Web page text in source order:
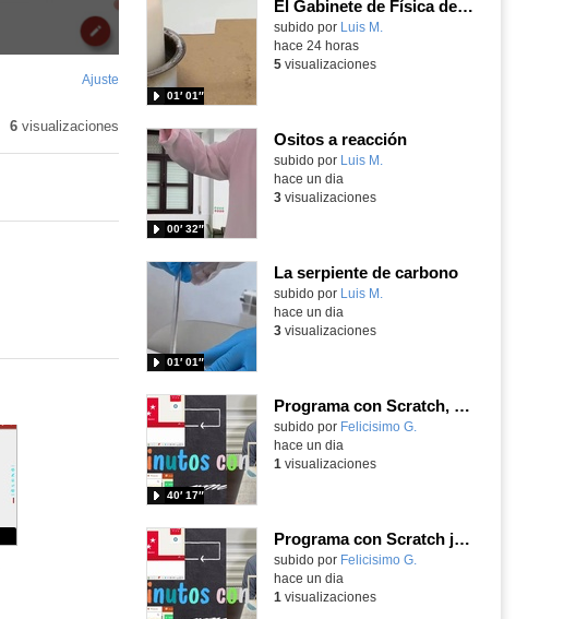
Ajuste
pantalla
6visualizaciones
El Gabinete de Física del IES Enrique Tierno Galván de Parla (Curso 25-26)
Contenido educativo.
subido por Luis M.
01′ 01″
hace 24 horas
5visualizaciones
Ositos a reacción
Contenido educativo.
subido por Luis M.
00′ 32″
hace un dia
3visualizaciones
La serpiente de carbono
Contenido educativo.
subido por Luis M.
01′ 01″
hace un dia
3visualizaciones
Programa con Scratch, 8 diferentes juegos para vivir la emoción de los partidos de España en el mundial 2026
Contenido educativo.
subido por Felicisimo G.
40′ 17″
hace un dia
1 visualizaciones
Programa con Scratch juegos con los partidos del mundial 2026 ganados por España
Contenido educativo.
subido por Felicisimo G.
hace un dia
1 visualizaciones